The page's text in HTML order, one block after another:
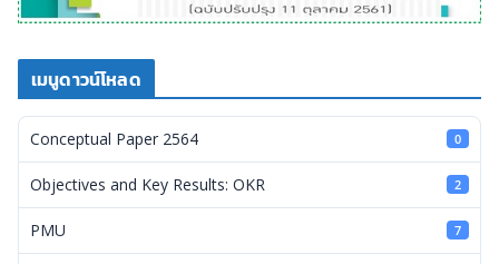
เมนูดาวน์โหลด
Conceptual Paper 2564 0
Objectives and Key Results: OKR 2
PMU 7